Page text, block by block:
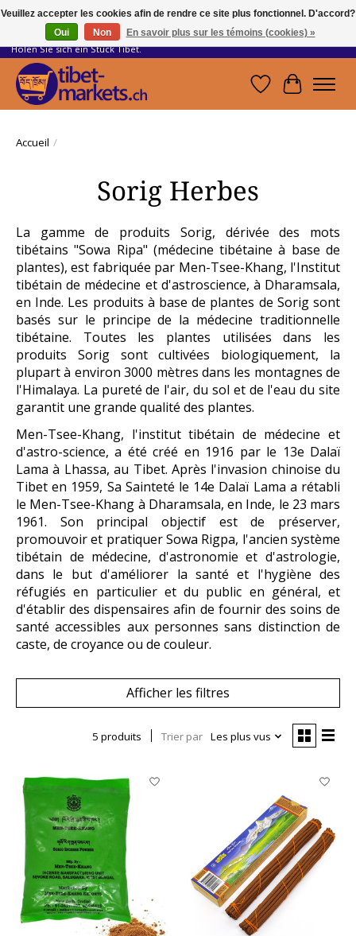
Handwerkskunst vom Dach der Welt.
Holen Sie sich ein Stück Tibet.
Liste dePanier
Accueil /
Sorig Herbes
La gamme de produits Sorig, dérivée des mots
tibétains "Sowa Ripa" (médecine tibétaine à base de
plantes), est fabriquée par Men-Tsee-Khang, l'Institut
tibétain de médecine et d'astroscience, à Dharamsala,
en Inde. Les produits à base de plantes de Sorig sont
basés sur le principe de la médecine traditionnelle
tibétaine. Toutes les plantes utilisées dans les
produits Sorig sont cultivées biologiquement, la
plupart à environ 3000 mètres dans les montagnes de
l'Himalaya. La pureté de l'air, du sol et de l'eau du site
garantit une grande qualité des plantes.
Men-Tsee-Khang, l'institut tibétain de médecine et
d'astro-science, a été créé en 1916 par le 13e Dalaï
Lama à Lhassa, au Tibet. Après l'invasion chinoise du
Tibet en 1959, Sa Sainteté le 14e Dalaï Lama a rétabli
le Men-Tsee-Khang à Dharamsala, en Inde, le 23 mars
1961. Son principal objectif est de préserver,
promouvoir et pratiquer Sowa Rigpa, l'ancien système
tibétain de médecine, d'astronomie et d'astrologie,
dans le but d'améliorer la santé et l'hygiène des
réfugiés en particulier et du public en général, et
d'établir des dispensaires afin de fournir des soins de
santé accessibles aux personnes sans distinction de
caste, de croyance ou de couleur.
Afficher les filtres
5 produits Trier par Les plus vus
Veuillez accepter les cookies afin de rendre ce site plus fonctionnel. D'accord?
Oui
Non En savoir plus sur les témoins (cookies) »